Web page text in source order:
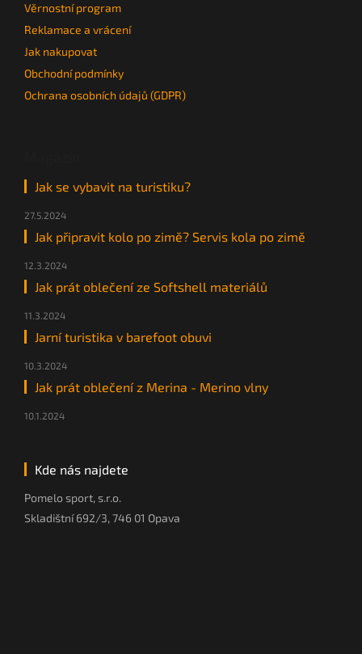
Věrnostní program
Reklamace a vrácení
Jak nakupovat
Obchodní podmínky
Ochrana osobních údajů (GDPR)
Jak se vybavit na turistiku?
27.5.2024
Jak připravit kolo po zimě? Servis kola po zimě
12.3.2024
Jak prát oblečení ze Softshell materiálů
11.3.2024
Jarní turistika v barefoot obuvi
10.3.2024
Jak prát oblečení z Merina - Merino vlny
10.1.2024
Kde nás najdete
Pomelo sport, s.r.o.
Skladištní 692/3, 746 01 Opava